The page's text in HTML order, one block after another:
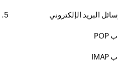
البريد الإلكتروني